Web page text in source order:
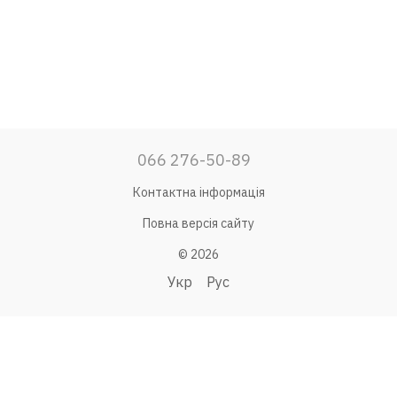
066 276-50-89
Контактна інформація
Повна версія сайту
© 2026
Укр Рус